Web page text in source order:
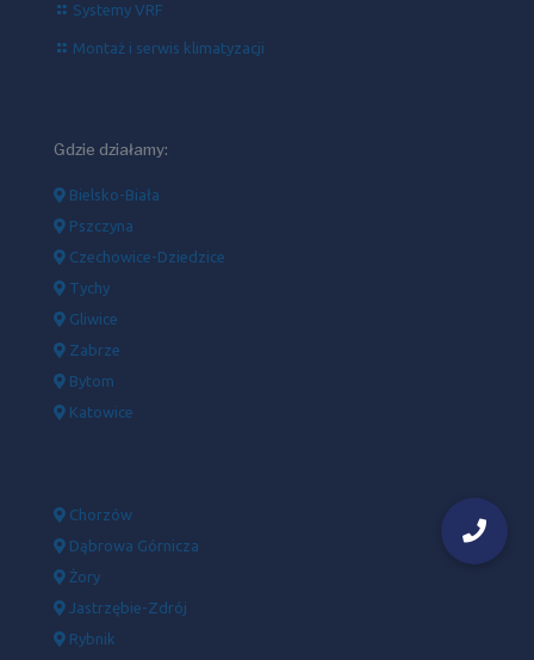
Systemy VRF
Montaż i serwis klimatyzacji
Gdzie działamy:
Bielsko-Biała
Pszczyna
Czechowice-Dziedzice
Tychy
Gliwice
Zabrze
Bytom
Katowice
Chorzów
Dąbrowa Górnicza
Żory
Jastrzębie-Zdrój
Rybnik